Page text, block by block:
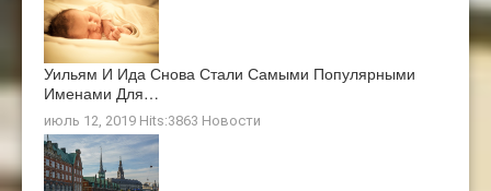
Уильям И Ида Снова Стали Самыми Популярными
Именами Для…
июль 12, 2019 Hits:3863 Новости